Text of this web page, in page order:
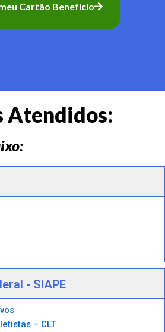
Cartão Benefício
Atendidos:
- SIAPE
– CLT